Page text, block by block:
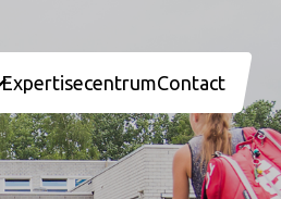
ExpertisecentrumContact